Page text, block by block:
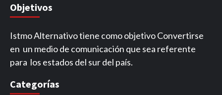
Objetivos
Istmo Alternativo tiene como objetivo Convertirse
en un medio de comunicación que sea referente
para los estados del sur del país.
Categorías